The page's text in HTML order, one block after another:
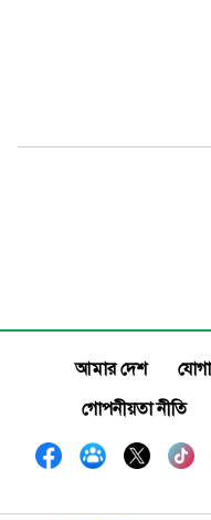
আমার দেশ
গোপনীয়তা নীতি